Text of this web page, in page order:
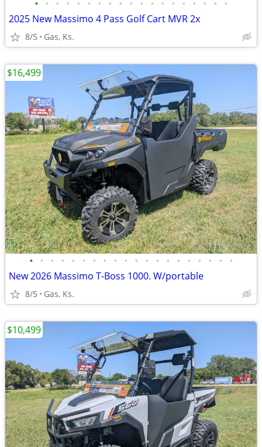
• • • • • • • • • • • • • • • • • • •
2025 New Massimo 4 Pass Golf Cart MVR 2x
8/5 Gas, Ks.
• • • • • • • • • • • • • • • • • • • •
New 2026 Massimo T-Boss 1000. W/portable
8/5 Gas, Ks.
$16,499
$10,499